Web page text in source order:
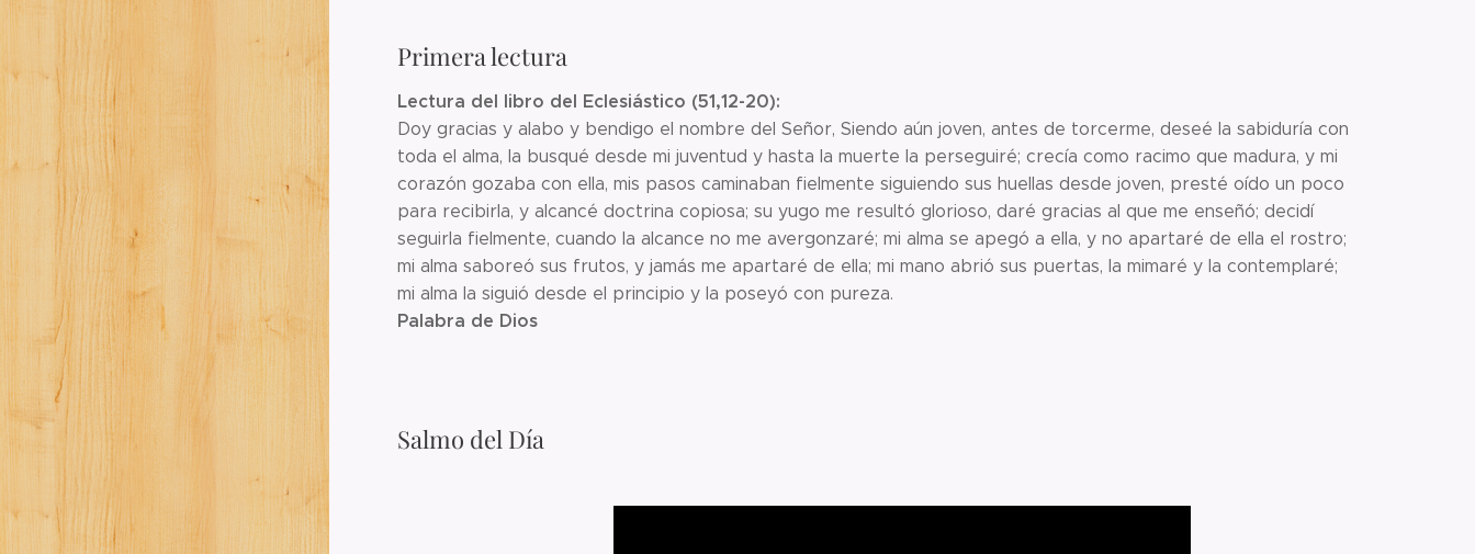
Primera lectura
Lectura del libro del Eclesiástico (51,12-20):
Doy gracias y alabo y bendigo el nombre del Señor, Siendo aún joven, antes de torcerme, deseé la sabiduría con
toda el alma, la busqué desde mi juventud y hasta la muerte la perseguiré; crecía como racimo que madura, y mi
corazón gozaba con ella, mis pasos caminaban fielmente siguiendo sus huellas desde joven, presté oído un poco
para recibirla, y alcancé doctrina copiosa; su yugo me resultó glorioso, daré gracias al que me enseñó; decidí
seguirla fielmente, cuando la alcance no me avergonzaré; mi alma se apegó a ella, y no apartaré de ella el rostro;
mi alma saboreó sus frutos, y jamás me apartaré de ella; mi mano abrió sus puertas, la mimaré y la contemplaré;
mi alma la siguió desde el principio y la poseyó con pureza.
Palabra de Dios
Salmo del Día